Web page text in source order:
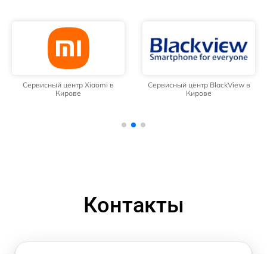
Сервисный центр Xiaomi в
Кирове
Сервисный центр BlackView в
Кирове
Контакты